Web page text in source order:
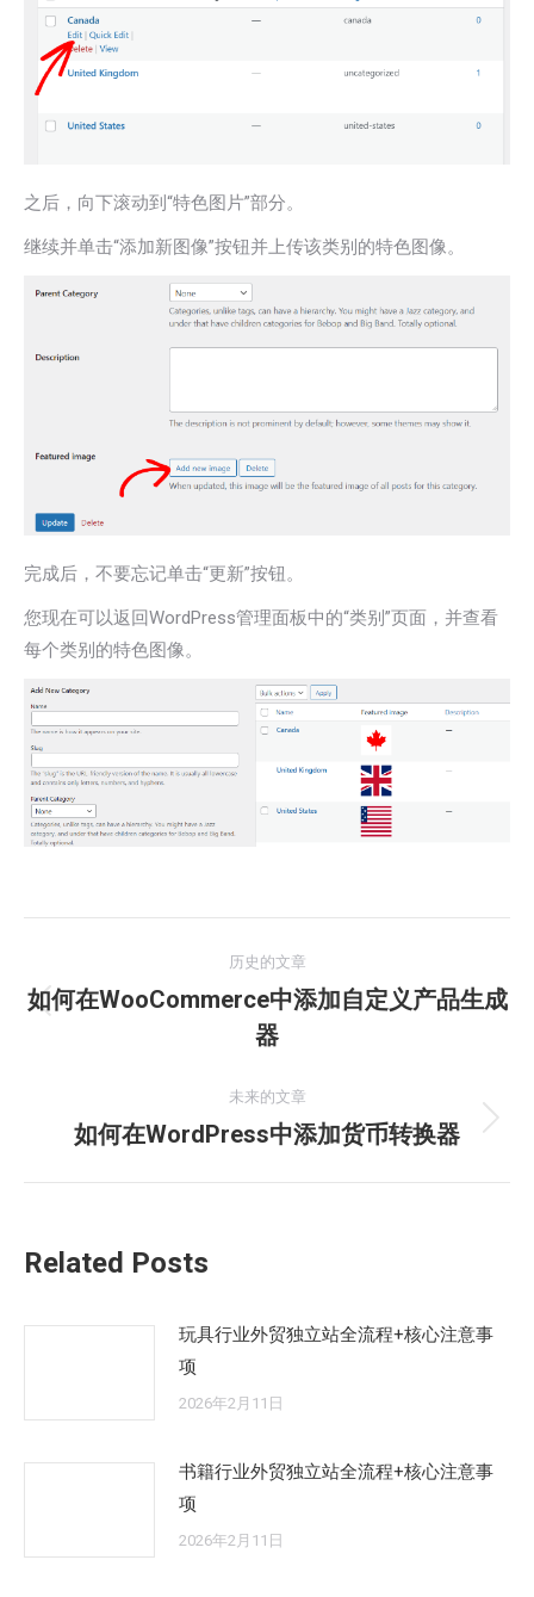
之后，向下滚动到“特色图片”部分。
继续并单击“添加新图像”按钮并上传该类别的特色图像。
完成后，不要忘记单击“更新”按钮。
您现在可以返回WordPress管理面板中的“类别”页面，并查看
每个类别的特色图像。
章
历史的文章
历
史
章：
如何在WooCommerce中添加自定义产品生成
器
未来的文章
未
如何在WordPress中添加货币转换器
Related Posts
玩具行业外贸独立站全流程+核心注意事
项
2026年2月11日
书籍行业外贸独立站全流程+核心注意事
项
2026年2月11日